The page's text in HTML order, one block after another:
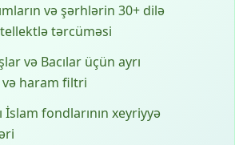
və şərhlərin 30+ dilə
tərcüməsi
və Bacılar üçün ayrı
haram filtri
İslam fondlarının xeyriyyə